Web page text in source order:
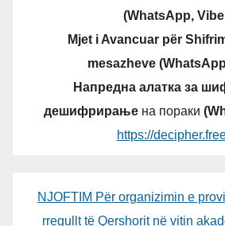
(WhatsApp,
Mjet i Avancuar për
mesazheve
Напредна алатка за
дешифрирањена пораки
https://
NJOFTIM Për organizimin e
rregullt të Qershorit në vitin